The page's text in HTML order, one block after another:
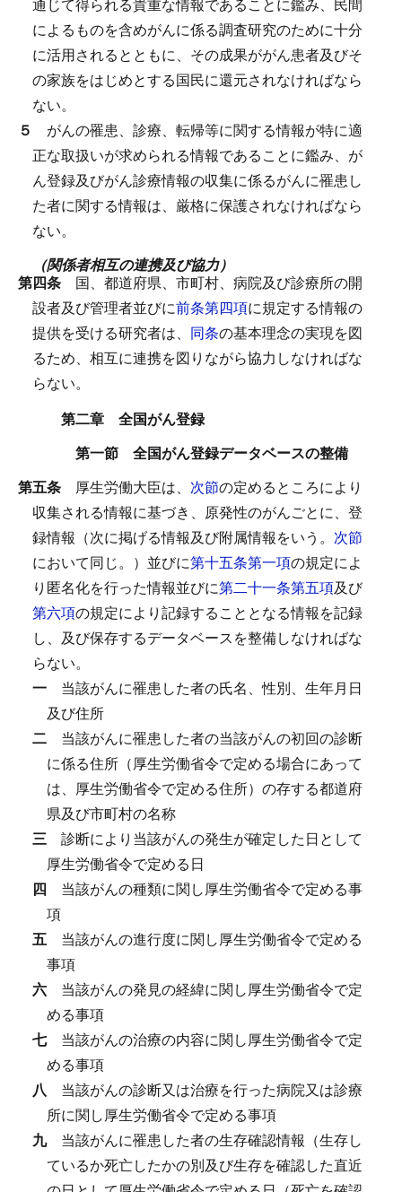
によるものを含めがんに係る調査研究のために十分
に活用されるとともに、その成果ががん患者及びそ
の家族をはじめとする国民に還元されなければなら
ない。
５ がんの罹患、診療、転帰等に関する情報が特に適
正な取扱いが求められる情報であることに鑑み、が
ん登録及びがん診療情報の収集に係るがんに罹患し
た者に関する情報は、厳格に保護されなければなら
ない。
（関係者相互の連携及び協力）
第四条 国、都道府県、市町村、病院及び診療所の開
設者及び管理者並びに前条第四項に規定する情報の
提供を受ける研究者は、 同条の基本理念の実現を図
るため、相互に連携を図りながら協力しなければな
らない。
第二章 全国がん登録
第一節 全国がん登録データベースの整備
第五条 厚生労働大臣は、 次節の定めるところにより
収集される情報に基づき、原発性のがんごとに、登
録情報（次に掲げる情報及び附属情報をいう。 次節
において同じ。）並びに第十五条第一項の規定によ
り匿名化を行った情報並びに第二十一条第五項及び
第六項の規定により記録することとなる情報を記録
し、及び保存するデータベースを整備しなければな
らない。
一 当該がんに罹患した者の氏名、性別、生年月日
及び住所
二 当該がんに罹患した者の当該がんの初回の診断
に係る住所（厚生労働省令で定める場合にあって
は、厚生労働省令で定める住所）の存する都道府
県及び市町村の名称
三 診断により当該がんの発生が確定した日として
厚生労働省令で定める日
四 当該がんの種類に関し厚生労働省令で定める事
項
五 当該がんの進行度に関し厚生労働省令で定める
事項
六 当該がんの発見の経緯に関し厚生労働省令で定
める事項
七 当該がんの治療の内容に関し厚生労働省令で定
める事項
八 当該がんの診断又は治療を行った病院又は診療
所に関し厚生労働省令で定める事項
九 当該がんに罹患した者の生存確認情報（生存し
ているか死亡したかの別及び生存を確認した直近